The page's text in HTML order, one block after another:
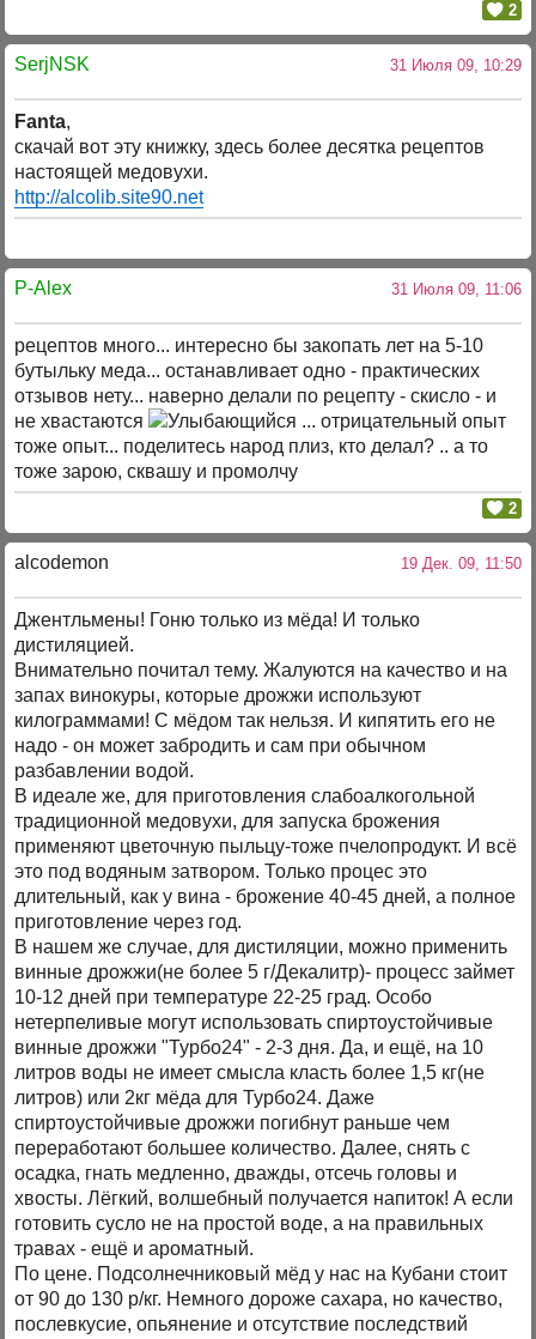
2
SerjNSK 31 Июля 09, 10:29
Fanta,
скачай вот эту книжку, здесь более десятка рецептов
настоящей медовухи.
http://alcolib.site90.net
P-Alex 31 Июля 09, 11:06
рецептов много... интересно бы закопать лет на 5-10
бутыльку меда... останавливает одно - практических
отзывов нету... наверно делали по рецепту - скисло - и
не хвастаются
... отрицательный опыт
тоже опыт... поделитесь народ плиз, кто делал? .. а то
тоже зарою, сквашу и промолчу
2
alcodemon 19 Дек. 09, 11:50
Джентльмены! Гоню только из мёда! И только
дистиляцией.
Внимательно почитал тему. Жалуются на качество и на
запах винокуры, которые дрожжи используют
килограммами! С мёдом так нельзя. И кипятить его не
надо - он может забродить и сам при обычном
разбавлении водой.
В идеале же, для приготовления слабоалкогольной
традиционной медовухи, для запуска брожения
применяют цветочную пыльцу-тоже пчелопродукт. И всё
это под водяным затвором. Только процес это
длительный, как у вина - брожение 40-45 дней, а полное
приготовление через год.
В нашем же случае, для дистиляции, можно применить
винные дрожжи(не более 5 г/Декалитр)- процесс займет
10-12 дней при температуре 22-25 град. Особо
нетерпеливые могут использовать спиртоустойчивые
винные дрожжи "Турбо24" - 2-3 дня. Да, и ещё, на 10
литров воды не имеет смысла класть более 1,5 кг(не
литров) или 2кг мёда для Турбо24. Даже
спиртоустойчивые дрожжи погибнут раньше чем
переработают большее количество. Далее, снять с
осадка, гнать медленно, дважды, отсечь головы и
хвосты. Лёгкий, волшебный получается напиток! А если
готовить сусло не на простой воде, а на правильных
травах - ещё и ароматный.
По цене. Подсолнечниковый мёд у нас на Кубани стоит
от 90 до 130 р/кг. Немного дороже сахара, но качество,
послевкусие, опьянение и отсутствие последствий